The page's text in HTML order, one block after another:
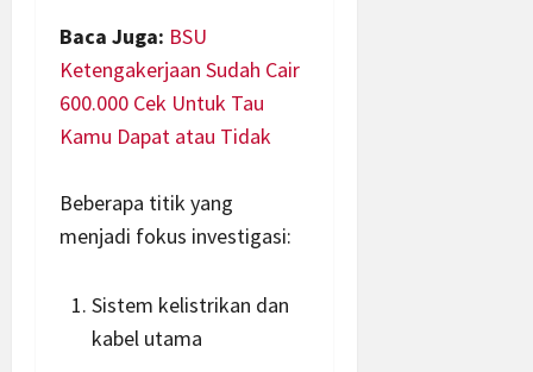
Baca Juga: BSU
Ketengakerjaan Sudah Cair
600.000 Cek Untuk Tau
Kamu Dapat atau Tidak
Beberapa titik yang
menjadi fokus investigasi:
Sistem kelistrikan dan
kabel utama